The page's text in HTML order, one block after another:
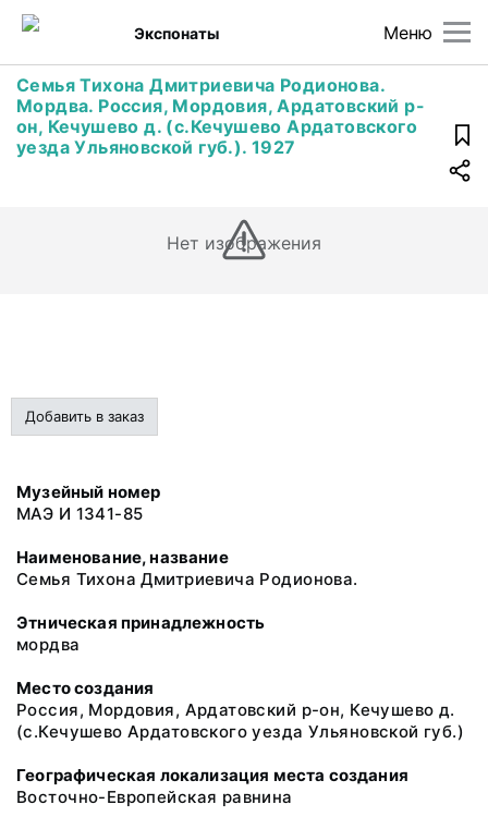
Меню
Экспонаты
Семья Тихона Дмитриевича Родионова.
Мордва. Россия, Мордовия, Ардатовский р-
он, Кечушево д. (с.Кечушево Ардатовского
уезда Ульяновской губ.). 1927
Нет изображения
Добавить в заказ
Музейный номер
МАЭ И 1341-85
Наименование, название
Семья Тихона Дмитриевича Родионова.
Этническая принадлежность
мордва
Место создания
Россия, Мордовия, Ардатовский р-он, Кечушево д.
(с.Кечушево Ардатовского уезда Ульяновской губ.)
Географическая локализация места создания
Восточно-Европейская равнина